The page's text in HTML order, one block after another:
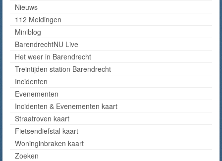
Nieuws
112 Meldingen
Miniblog
BarendrechtNU Live
Het weer in Barendrecht
Treintijden station Barendrecht
Incidenten
Evenementen
Incidenten & Evenementen kaart
Straatroven kaart
Fietsendiefstal kaart
Woninginbraken kaart
Zoeken